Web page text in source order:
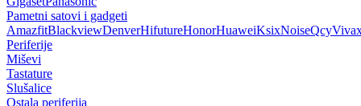
Pametni satovi i gadgeti
AmazfitBlackviewDenverHifutureHonorHuaweiKsixNoiseQcy
Periferije
Miševi
Tastature
Slušalice
Ostala periferija